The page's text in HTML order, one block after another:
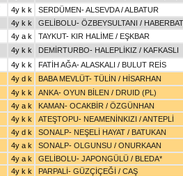
4y k k SERDÜMEN-ALSEVDA/ALBATUR
4y k k GELİBOLU- ÖZBEYSULTANI /
4y a k TAYKUT- KIR HALİME / EŞKBAR
4y k k DEMİRTURBO- HALEPLİKIZ / KAFKASLI
4y k k FATİH AĞA-ALASKALI / BULUT REİS
4y d k BABA MEVLÜT- TÜLİN / HİSARHAN
4y k k ANKA- OYUN BİLEN / DRUID (PL)
4y a k KAMAN- OCAKBİR / ÖZGÜNHAN
4y k k ATEŞTOPU- NEAMENİNKIZI /ANTEPLİ
4y d k SONALP- NEŞELİ HAYAT / BATUKAN
4y a k SONALP- OLGUNSU / ONURKAAN
4y a k GELİBOLU- JAPONGÜLÜ / BLEDA*
4y k k PARPALİ- GÜZÇİÇEĞİ / CAŞ